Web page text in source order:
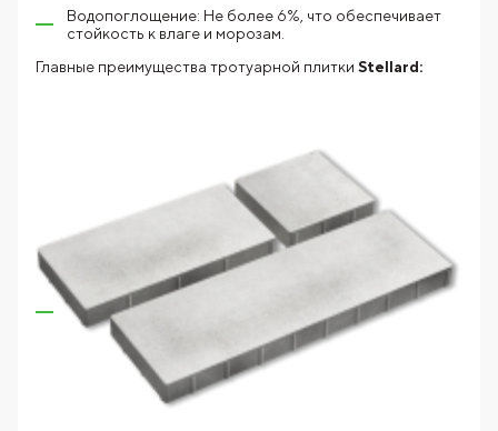
Водопоглощение: Не более 6%, что обеспечивает
стойкость к влаге и морозам.
Главные преимущества тротуарной плитки Stellard: